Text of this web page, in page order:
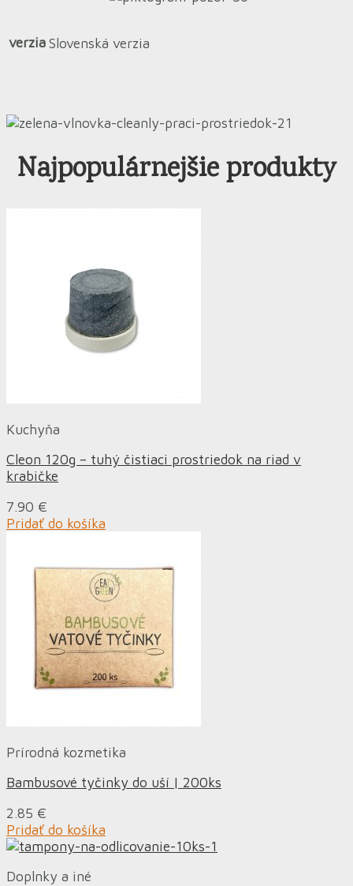
verziaSlovenská verzia
Najpopulárnejšie produkty
Kuchyňa
Cleon 120g – tuhý čistiaci prostriedok na riad v
krabičke
7.90 €
Pridať do košíka
Prírodná kozmetika
Bambusové tyčinky do uší | 200ks
2.85 €
Pridať do košíka
Doplnky a iné